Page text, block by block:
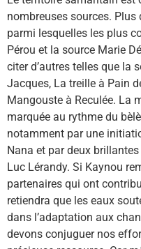
nombreuses sources. Plus
parmi lesquelles les plus
Pérou et la source Marie
citer d’autres telles que la
Jacques, La treille à Pain
Mangouste à Reculée. La
marquée au rythme du
notamment par une
Nana et par deux
Luc Lérandy. Si Kaynou
partenaires qui ont
retiendra que les eaux
dans l’adaptation aux
devons conjuguer nos